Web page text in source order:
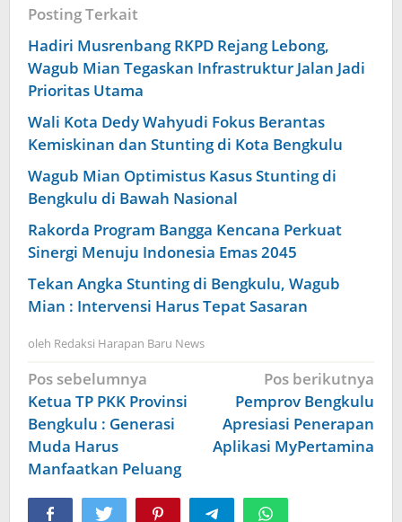
Posting Terkait
Hadiri Musrenbang RKPD Rejang Lebong,
Wagub Mian Tegaskan Infrastruktur Jalan Jadi
Prioritas Utama
Wali Kota Dedy Wahyudi Fokus Berantas
Kemiskinan dan Stunting di Kota Bengkulu
Wagub Mian Optimistus Kasus Stunting di
Bengkulu di Bawah Nasional
Rakorda Program Bangga Kencana Perkuat
Sinergi Menuju Indonesia Emas 2045
Tekan Angka Stunting di Bengkulu, Wagub
Mian : Intervensi Harus Tepat Sasaran
oleh Redaksi Harapan Baru News
Navigasi
pos
Pos sebelumnya
Ketua TP PKK Provinsi
Bengkulu : Generasi
Muda Harus
Manfaatkan Peluang
Pos berikutnya
Pemprov Bengkulu
Apresiasi Penerapan
Aplikasi MyPertamina